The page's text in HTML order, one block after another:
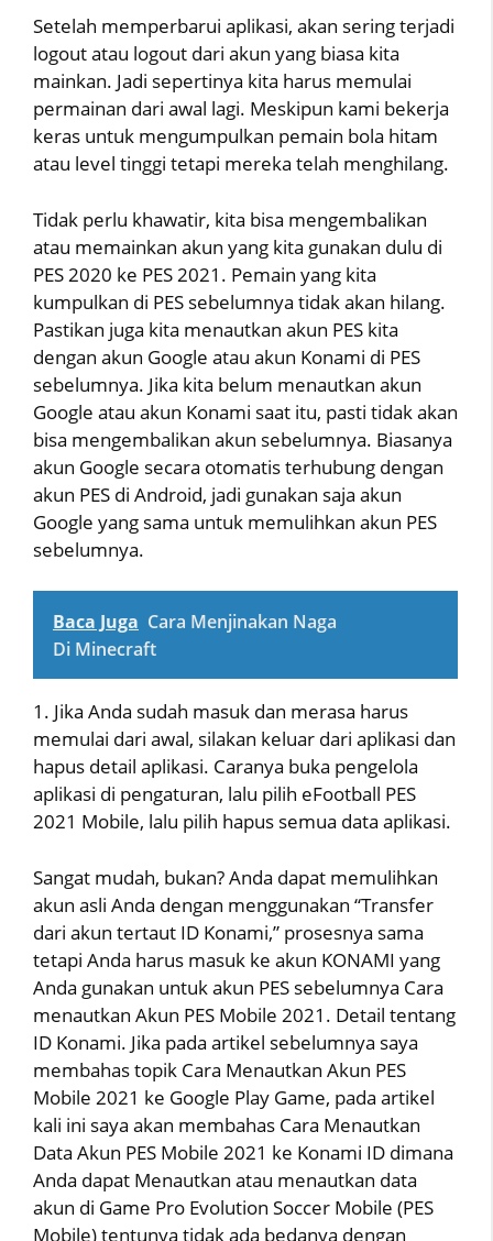
Setelah memperbarui aplikasi, akan sering terjadi
logout atau logout dari akun yang biasa kita
mainkan. Jadi sepertinya kita harus memulai
permainan dari awal lagi. Meskipun kami bekerja
keras untuk mengumpulkan pemain bola hitam
atau level tinggi tetapi mereka telah menghilang.
Tidak perlu khawatir, kita bisa mengembalikan
atau memainkan akun yang kita gunakan dulu di
PES 2020 ke PES 2021. Pemain yang kita
kumpulkan di PES sebelumnya tidak akan hilang.
Pastikan juga kita menautkan akun PES kita
dengan akun Google atau akun Konami di PES
sebelumnya. Jika kita belum menautkan akun
Google atau akun Konami saat itu, pasti tidak akan
bisa mengembalikan akun sebelumnya. Biasanya
akun Google secara otomatis terhubung dengan
akun PES di Android, jadi gunakan saja akun
Google yang sama untuk memulihkan akun PES
sebelumnya.
Baca Juga Cara Menjinakan Naga
Di Minecraft
1. Jika Anda sudah masuk dan merasa harus
memulai dari awal, silakan keluar dari aplikasi dan
hapus detail aplikasi. Caranya buka pengelola
aplikasi di pengaturan, lalu pilih eFootball PES
2021 Mobile, lalu pilih hapus semua data aplikasi.
Sangat mudah, bukan? Anda dapat memulihkan
akun asli Anda dengan menggunakan “Transfer
dari akun tertaut ID Konami,” prosesnya sama
tetapi Anda harus masuk ke akun KONAMI yang
Anda gunakan untuk akun PES sebelumnya Cara
menautkan Akun PES Mobile 2021. Detail tentang
ID Konami. Jika pada artikel sebelumnya saya
membahas topik Cara Menautkan Akun PES
Mobile 2021 ke Google Play Game, pada artikel
kali ini saya akan membahas Cara Menautkan
Data Akun PES Mobile 2021 ke Konami ID dimana
Anda dapat Menautkan atau menautkan data
akun di Game Pro Evolution Soccer Mobile (PES
Mobile) tentunya tidak ada bedanya dengan